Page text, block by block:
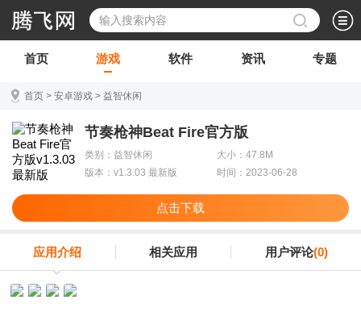
首页 游戏 软件 资讯 专题
首页 > 安卓游戏 > 益智休闲
节奏枪神Beat Fire官方版
类别：益智休闲
大小：47.8M
版本：v1.3.03 最新版
时间：2023-06-28
点击下载
应用介绍 相关应用 用户评论(0)